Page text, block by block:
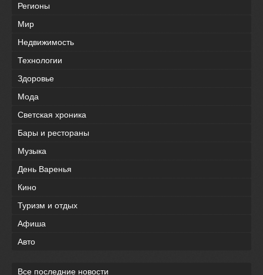
Регионы
Мир
Недвижимость
Технологии
Здоровье
Мода
Светская хроника
Бары и рестораны
Музыка
День Варенья
Кино
Туризм и отдых
Афиша
Авто
Все последние новости